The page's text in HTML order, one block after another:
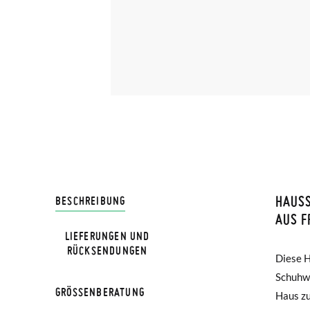
BESCHREIBUNG
AUS
Diese
Haus
sehr
bis 40
gehen
LIEFERUNGEN UND
RÜCKSENDUNGEN
GRÖSSENBERATUNG